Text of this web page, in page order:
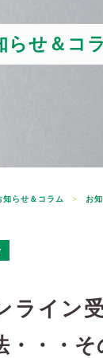
らせ＆コ
知らせ＆コラム > お
ライン
・・・そ